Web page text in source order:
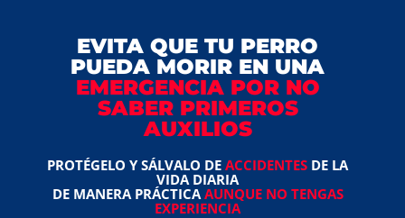
EVITA QUETU PERRO
PUEDA MORIR EN UNA
EMERGENCIA POR NO
SABER PRIMEROS
AUXILIOS
PROTÉGELO Y SÁLVALO DEACCIDENTES DE LA
VIDA DIARIA
DE MANERA PRÁCTICA AUNQUE NO TENGAS
EXPERIENCIA